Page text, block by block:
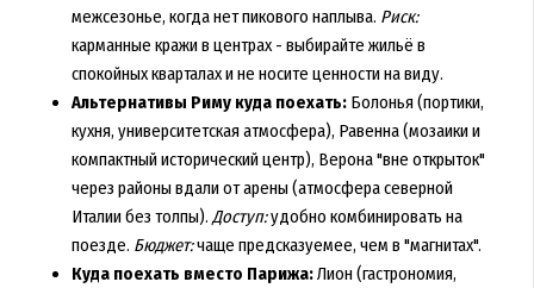
межсезонье, когда нет пикового наплыва. Риск:
карманные кражи в центрах - выбирайте жильё в
спокойных кварталах и не носите ценности на виду.
Альтернативы Риму куда поехать:Болонья (портики,
кухня, университетская атмосфера), Равенна (мозаики и
компактный исторический центр), Верона "вне открыток"
через районы вдали от арены (атмосфера северной
Италии без толпы). Доступ:удобно комбинировать на
поезде. Бюджет:чаще предсказуемее, чем в "магнитах".
Куда поехать вместо Парижа:Лион (гастрономия,